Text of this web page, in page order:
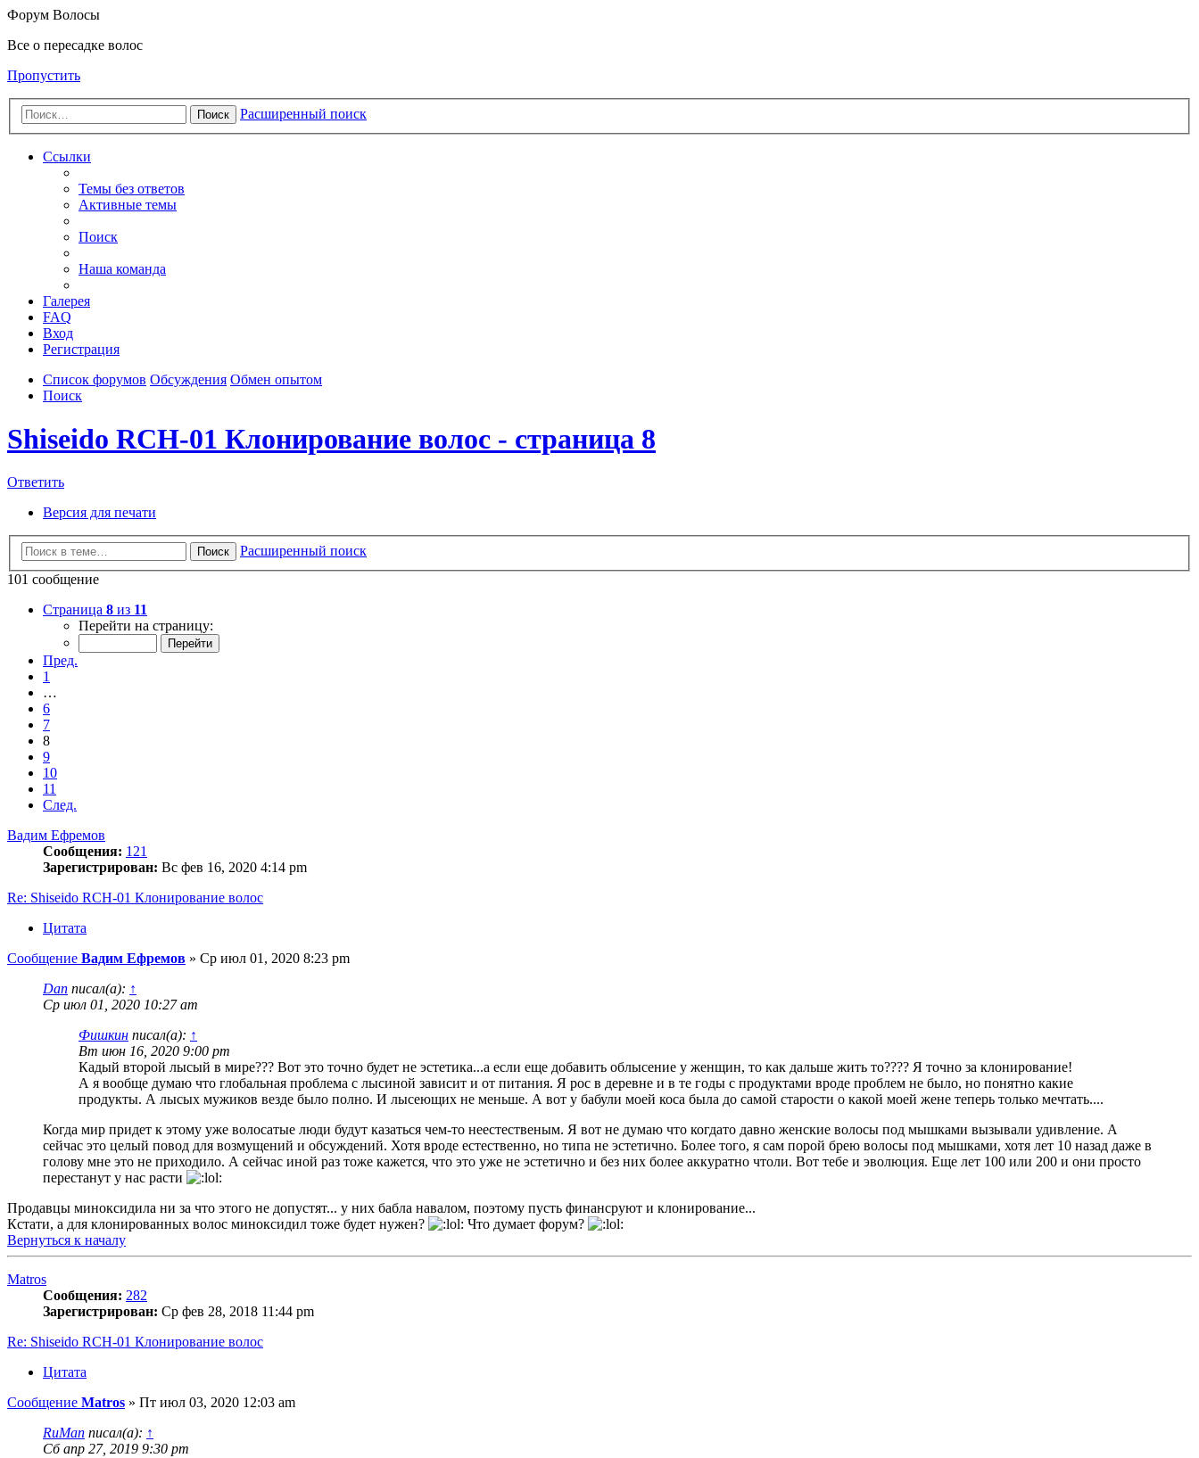
Форум Волосы
Все о пересадке волос
Пропустить
Поиск Расширенный поиск
Ссылки
Темы без ответов
Активные темы
Поиск
Наша команда
Галерея
FAQ
Вход
Регистрация
Список форумов Обсуждения Обмен опытом
Поиск
Shiseido RCH-01 Клонирование волос - страница 8
Ответить
Версия для печати
Поиск
Расширенный поиск
101 сообщение
Страница 8 из 11
Перейти на страницу:
Пред.
1
…
6
7
8
9
10
11
След.
Вадим Ефремов
Сообщения: 121
Зарегистрирован: Вс фев 16, 2020 4:14 pm
Re: Shiseido RCH-01 Клонирование волос
Цитата
Сообщение Вадим Ефремов » Ср июл 01, 2020 8:23 pm
Dan писал(а): ↑
Ср июл 01, 2020 10:27 am
Фишкин писал(а): ↑
Вт июн 16, 2020 9:00 pm
Кадый второй лысый в мире??? Вот это точно будет не эстетика...а если еще добавить облысение у женщин, то как дальше жить то???? Я точно за клонирование!
А я вообще думаю что глобальная проблема с лысиной зависит и от питания. Я рос в деревне и в те годы с продуктами вроде проблем не было, но понятно какие
продукты. А лысых мужиков везде было полно. И лысеющих не меньше. А вот у бабули моей коса была до самой старости о какой моей жене теперь только мечтать....
Когда мир придет к этому уже волосатые люди будут казаться чем-то неестественым. Я вот не думаю что когдато давно женские волосы под мышками вызывали удивление. А
сейчас это целый повод для возмущений и обсуждений. Хотя вроде естественно, но типа не эстетично. Более того, я сам порой брею волосы под мышками, хотя лет 10 назад даже в
голову мне это не приходило. А сейчас иной раз тоже кажется, что это уже не эстетично и без них более аккуратно чтоли. Вот тебе и эволюция. Еще лет 100 или 200 и они просто
перестанут у нас расти
Продавцы миноксидила ни за что этого не допустят... у них бабла навалом, поэтому пусть финансруют и клонирование...
Кстати, а для клонированных волос миноксидил тоже будет нужен?
Что думает форум?
Вернуться к началу
Matros
Сообщения: 282
Зарегистрирован: Ср фев 28, 2018 11:44 pm
Re: Shiseido RCH-01 Клонирование волос
Цитата
Сообщение Matros » Пт июл 03, 2020 12:03 am
RuMan писал(а): ↑
Сб апр 27, 2019 9:30 pm